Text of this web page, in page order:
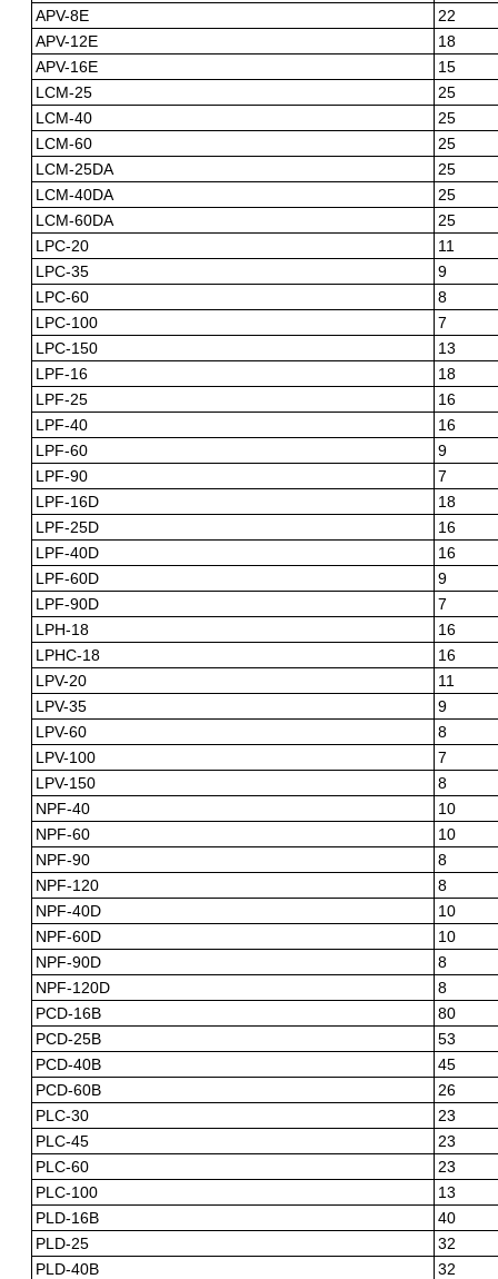
APV-8E
22
APV-12E
18
APV-16E
15
LCM-25
25
LCM-40
25
LCM-60
25
LCM-25DA
25
LCM-40DA
25
LCM-60DA
25
LPC-20
11
LPC-35
9
LPC-60
8
LPC-100
7
LPC-150
13
LPF-16
18
LPF-25
16
LPF-40
16
LPF-60
9
LPF-90
7
LPF-16D
18
LPF-25D
16
LPF-40D
16
LPF-60D
9
LPF-90D
7
LPH-18
16
LPHC-18
16
LPV-20
11
LPV-35
9
LPV-60
8
LPV-100
7
LPV-150
8
NPF-40
10
NPF-60
10
NPF-90
8
NPF-120
8
NPF-40D
10
NPF-60D
10
NPF-90D
8
NPF-120D
8
PCD-16B
80
PCD-25B
53
PCD-40B
45
PCD-60B
26
PLC-30
23
PLC-45
23
PLC-60
23
PLC-100
13
PLD-16B
40
PLD-25
32
PLD-40B
32